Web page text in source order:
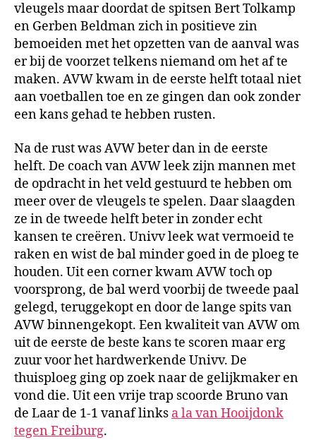
vleugels maar doordat de spitsen Bert Tolkamp
en Gerben Beldman zich in positieve zin
bemoeiden met het opzetten van de aanval was
er bij de voorzet telkens niemand om het af te
maken. AVW kwam in de eerste helft totaal niet
aan voetballen toe en ze gingen dan ook zonder
een kans gehad te hebben rusten.
Na de rust was AVW beter dan in de eerste
helft. De coach van AVW leek zijn mannen met
de opdracht in het veld gestuurd te hebben om
meer over de vleugels te spelen. Daar slaagden
ze in de tweede helft beter in zonder echt
kansen te creëren. Univv leek wat vermoeid te
raken en wist de bal minder goed in de ploeg te
houden. Uit een corner kwam AVW toch op
voorsprong, de bal werd voorbij de tweede paal
gelegd, teruggekopt en door de lange spits van
AVW binnengekopt. Een kwaliteit van AVW om
uit de eerste de beste kans te scoren maar erg
zuur voor het hardwerkende Univv. De
thuisploeg ging op zoek naar de gelijkmaker en
vond die. Uit een vrije trap scoorde Bruno van
de Laar de 1-1 vanaf links a la van Hooijdonk
tegen Freiburg.